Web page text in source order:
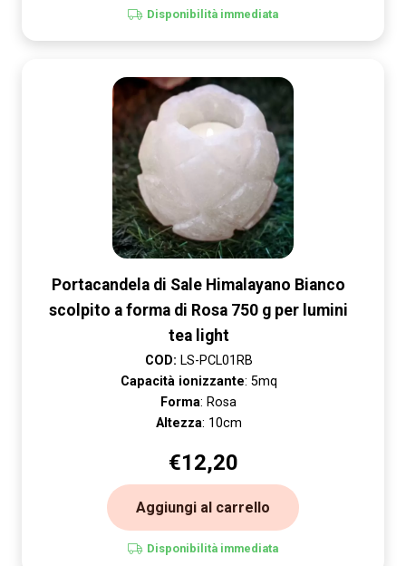
Disponibilità immediata
Portacandela di Sale Himalayano Bianco
scolpito a forma di Rosa 750 g per lumini
tea light
COD: LS-PCL01RB
Capacità ionizzante: 5mq
Forma: Rosa
Altezza: 10cm
€12,20
Aggiungi al carrello
Disponibilità immediata